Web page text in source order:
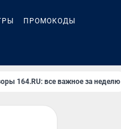
ПРОМОКОДЫ
164.RU: все важное за неделю